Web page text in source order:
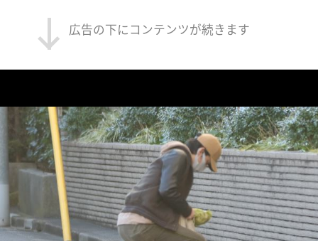
広告の下にコンテンツが続きます